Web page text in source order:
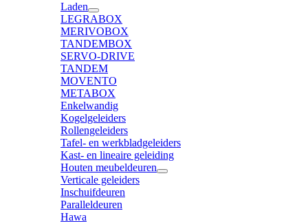
Laden
LEGRABOX
MERIVOBOX
TANDEMBOX
SERVO-DRIVE
TANDEM
MOVENTO
METABOX
Enkelwandig
Kogelgeleiders
Rollengeleiders
Tafel- en werkbladgeleiders
Kast- en lineaire geleiding
Houten meubeldeuren
Verticale geleiders
Inschuifdeuren
Paralleldeuren
Hawa